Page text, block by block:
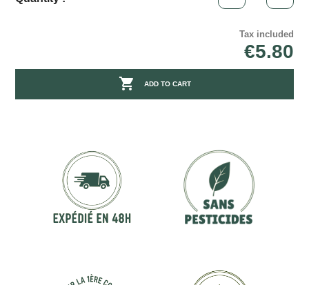
Tax included
€5.80
 ADD TO CART